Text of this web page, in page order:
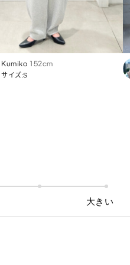
Kumiko 152cm
サイズ:S
大きい